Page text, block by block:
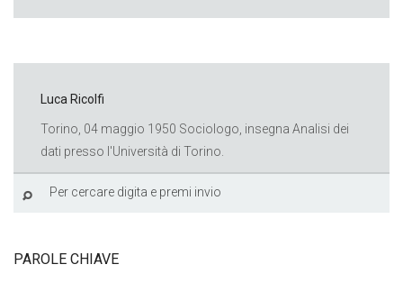
Luca Ricolfi
Torino, 04 maggio 1950 Sociologo, insegna Analisi dei
dati presso l'Università di Torino.
PAROLE CHIAVE